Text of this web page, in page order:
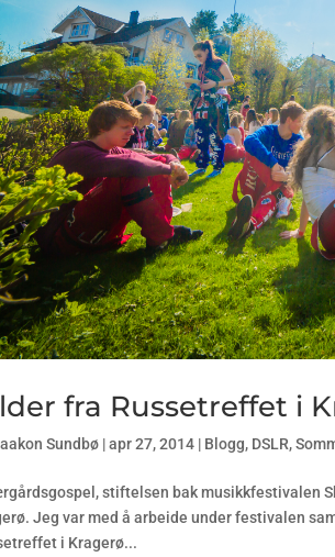
fra Russetreffet i
Sundbø |apr 27, 2014 | Blogg, DSLR,
stiftelsen bak musikkfestivalen
Jeg var med å arbeide under festivalen
i Kragerø...